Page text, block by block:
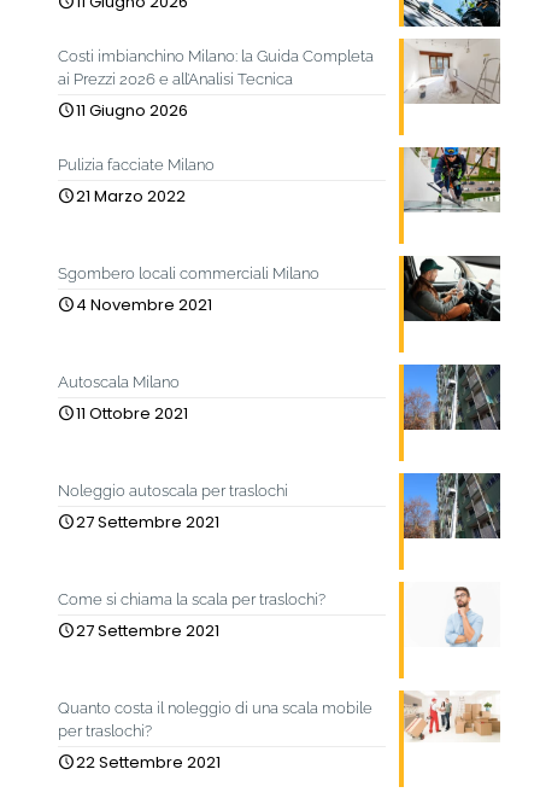
Costi imbianchino Milano: la Guida Completa
ai Prezzi 2026 e all’Analisi Tecnica
11 Giugno 2026
Pulizia facciate Milano
21 Marzo 2022
Sgombero locali commerciali Milano
4 Novembre 2021
Autoscala Milano
11 Ottobre 2021
Noleggio autoscala per traslochi
27 Settembre 2021
Come si chiama la scala per traslochi?
27 Settembre 2021
Quanto costa il noleggio di una scala mobile
per traslochi?
22 Settembre 2021